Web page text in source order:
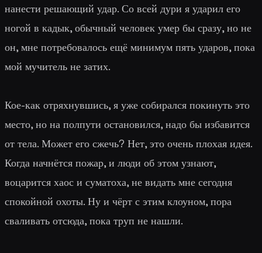
нанести решающий удар. Со всей дури я ударил его
ногой в кадык, обычный человек умер бы сразу, но не
он, мне потребовалось ещё минимум пять ударов, пока
мой мучитель не затих.
Кое-как отряхнувшись, я уже собирался покинуть это
место, но на полпути остановился, надо бы избавится
от тела. Может его сжечь? Нет, это очень плохая идея.
Когда начнётся пожар, и люди об этом узнают,
воцарится хаос и суматоха, не видать мне сегодня
спокойной охоты. Ну и чёрт с этим клоуном, пора
сваливать отсюда, пока труп не нашли.